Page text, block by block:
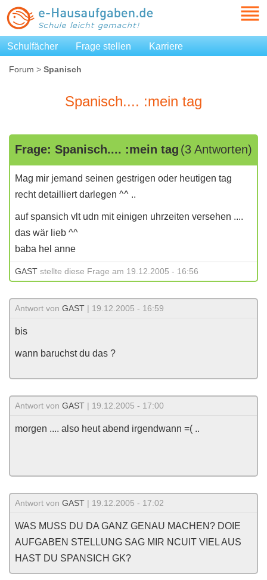
Schulfächer Frage stellen Karriere
Forum > Spanisch
Spanisch.... :mein tag
Frage: Spanisch.... :mein tag (3 Antworten)
Mag mir jemand seinen gestrigen oder heutigen tag
recht detailliert darlegen ^^ ..
auf spansich vlt udn mit einigen uhrzeiten versehen ....
das wär lieb ^^
baba hel anne
GAST stellte diese Frage am 19.12.2005 - 16:56
Antwort von GAST | 19.12.2005 - 16:59
bis
wann baruchst du das ?
Antwort von GAST | 19.12.2005 - 17:00
morgen .... also heut abend irgendwann =( ..
Antwort von GAST | 19.12.2005 - 17:02
WAS MUSS DU DA GANZ GENAU MACHEN? DOIE
AUFGABEN STELLUNG SAG MIR NCUIT VIEL AUS
HAST DU SPANSICH GK?